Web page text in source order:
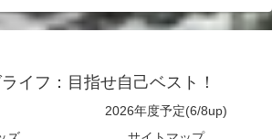
イフ：目指せ自己ベスト！
2026年度予定(6/8up)